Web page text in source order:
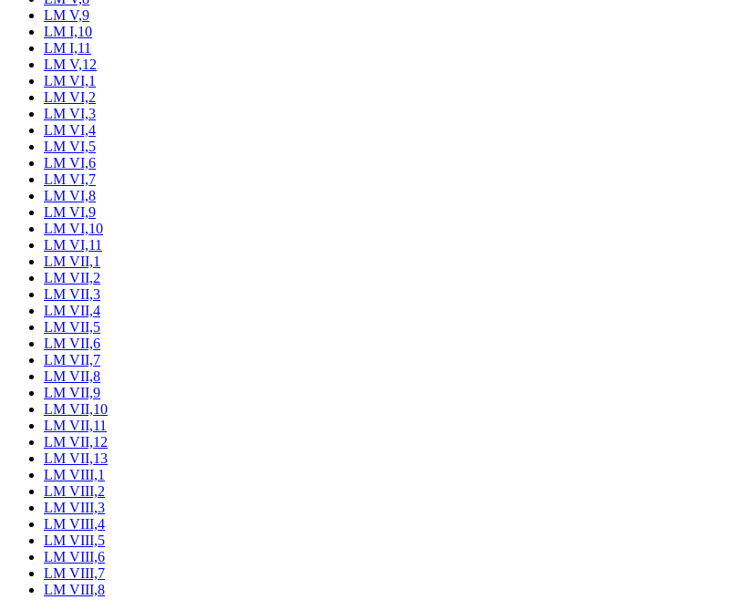
LM V,9
LM I,10
LM I,11
LM V,12
LM VI,1
LM VI,2
LM VI,3
LM VI,4
LM VI,5
LM VI,6
LM VI,7
LM VI,8
LM VI,9
LM VI,10
LM VI,11
LM VII,1
LM VII,2
LM VII,3
LM VII,4
LM VII,5
LM VII,6
LM VII,7
LM VII,8
LM VII,9
LM VII,10
LM VII,11
LM VII,12
LM VII,13
LM VIII,1
LM VIII,2
LM VIII,3
LM VIII,4
LM VIII,5
LM VIII,6
LM VIII,7
LM VIII,8